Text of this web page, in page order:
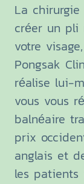
La
créer un pli
votre
Pongsak
réalise lui-
vous vous
balnéaire
prix
anglais et
les patients